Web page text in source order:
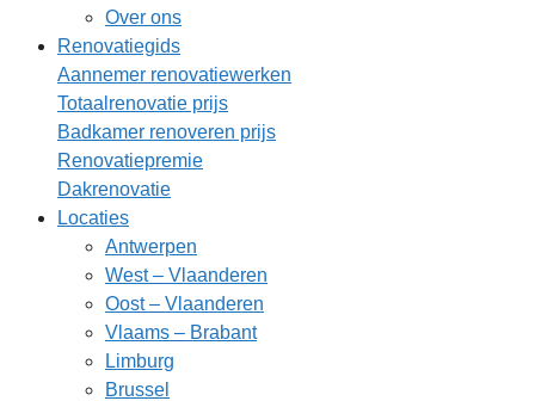
Over ons
Renovatiegids
Aannemer renovatiewerken
Totaalrenovatie prijs
Badkamer renoveren prijs
Renovatiepremie
Dakrenovatie
Locaties
Antwerpen
West – Vlaanderen
Oost – Vlaanderen
Vlaams – Brabant
Limburg
Brussel